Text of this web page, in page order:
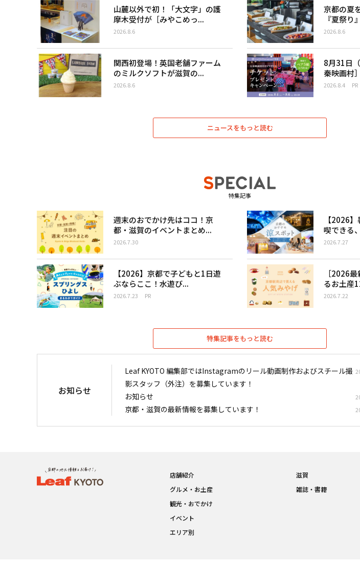
山麓以外で初！「大文字」の護
摩木受付が［みやこめっ...
2026.8.6
京都の夏
『夏祭り
2026.8.6
関西初登場！英国老舗ファーム
のミルクソフトが滋賀の...
2026.8.6
8月31日
秦映画村
2026.8.4 PR
ニュースをもっと読む
特集記事
週末のおでかけ先はココ！京
都・滋賀のイベントまとめ...
2026.7.30
【2026
喫できる
2026.7.27
【2026】京都で子どもと1日遊
ぶならここ！水遊び...
2026.7.23 PR
［2026
るお土産
2026.7.22
特集記事をもっと読む
お知らせ
Leaf KYOTO 編集部ではInstagramのリール動画制作およびスチール撮
影スタッフ（外注）を募集しています！
お知らせ
京都・滋賀の最新情報を募集しています！
店舗紹介
グルメ・お土産
観光・おでかけ
イベント
エリア別
滋賀
雑誌・書籍